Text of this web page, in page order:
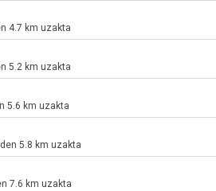
4.7 km uzakta
5.2 km uzakta
5.6 km uzakta
5.8 km uzakta
7.6 km uzakta